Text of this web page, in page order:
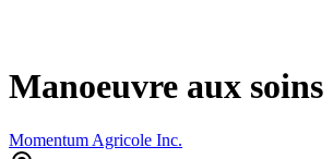
Manoeuvre aux
Momentum Agricole Inc.